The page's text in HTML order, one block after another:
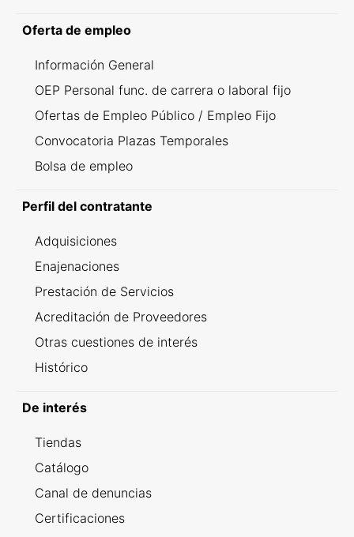
Oferta de empleo
Información General
OEP Personal func. de carrera o laboral fijo
Ofertas de Empleo Público / Empleo Fijo
Convocatoria Plazas Temporales
Bolsa de empleo
Perfil del contratante
Adquisiciones
Enajenaciones
Prestación de Servicios
Acreditación de Proveedores
Otras cuestiones de interés
Histórico
De interés
Tiendas
Catálogo
Canal de denuncias
Certificaciones